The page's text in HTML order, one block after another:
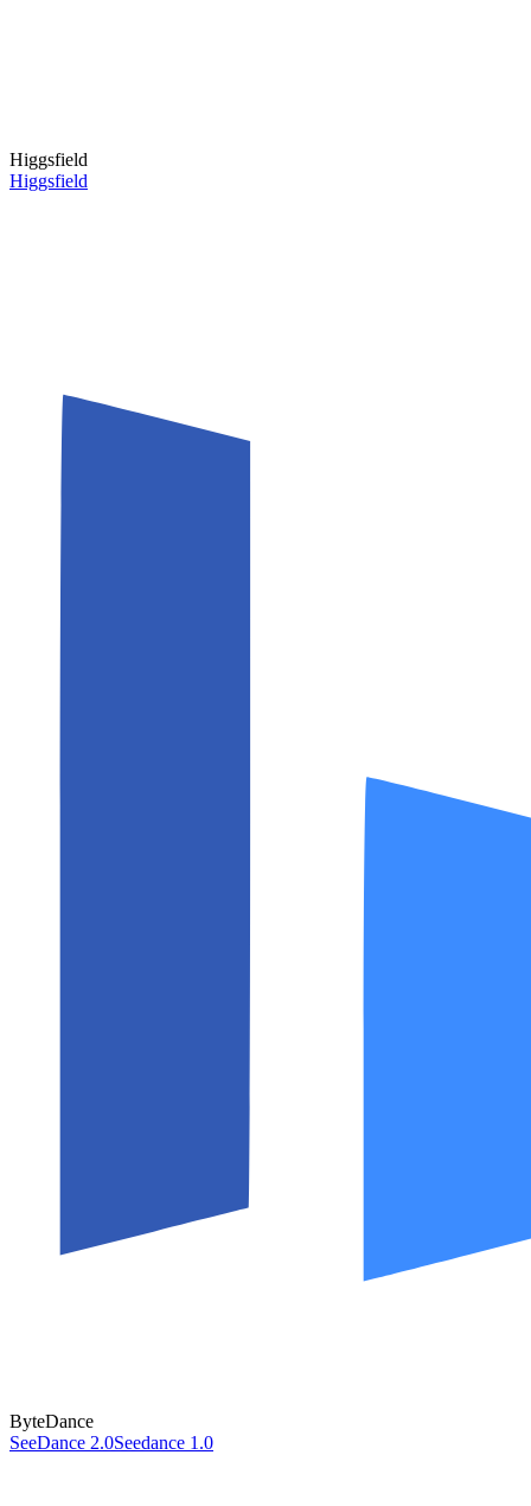
Higgsfield
Higgsfield
ByteDance
SeeDance 2.0Seedance 1.0